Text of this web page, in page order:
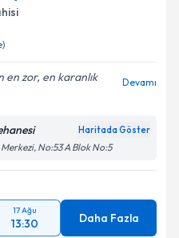
en zor, en karanlık
Devamı
Haritada Göster
No:53 A Blok No:5
17 Ağu
13:30 Daha Fazla